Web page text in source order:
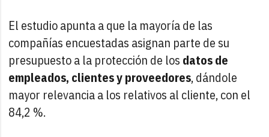
El estudio apunta a que la mayoría de las
compañías encuestadas asignan parte de su
presupuesto a la protección de los datos de
empleados, clientes y proveedores, dándole
mayor relevancia a los relativos al cliente, con el
84,2 %.